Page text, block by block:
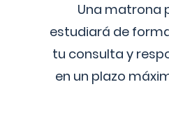
Una matrona
estudiará de
tu consulta y
en un plazo